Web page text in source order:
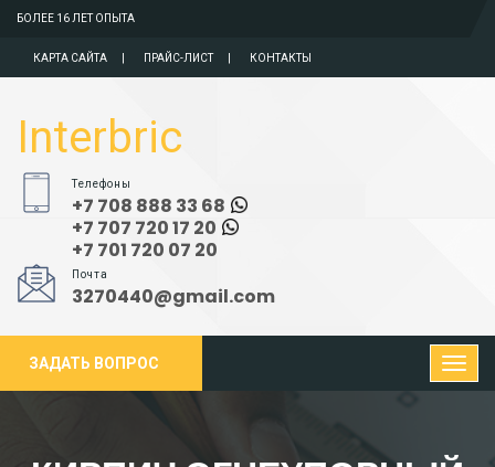
БОЛЕЕ 16 ЛЕТ ОПЫТА
КАРТА САЙТА ПРАЙС-ЛИСТ КОНТАКТЫ
Interbric
Телефоны
+7 708 888 33 68
+7 707 720 17 20
+7 701 720 07 20
Почта
3270440@gmail.com
ЗАДАТЬ ВОПРОС